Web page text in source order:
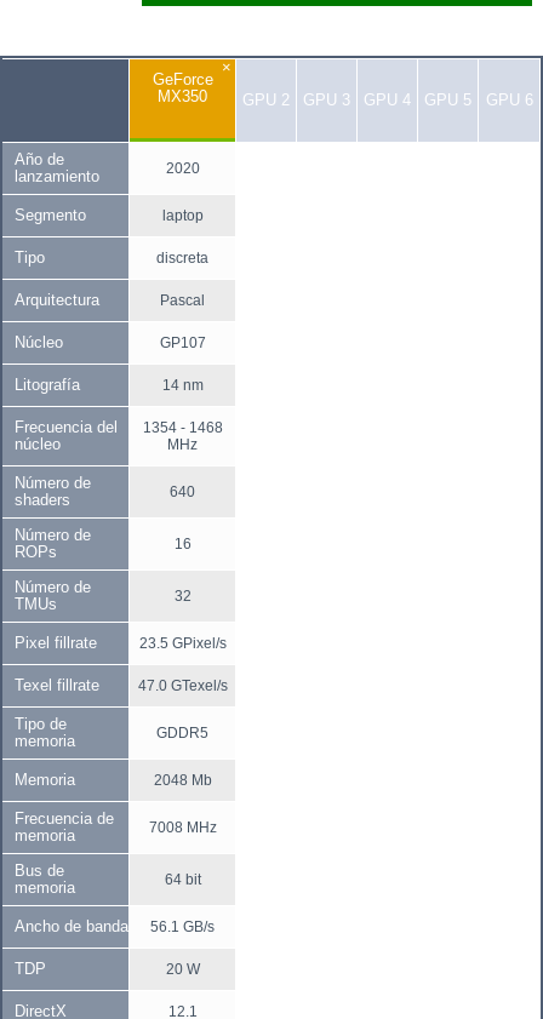
×
GeForce
MX350
GPU 2 GPU 3 GPU 4 GPU 5 GPU 6
Año de
lanzamiento
2020
Segmento laptop
Tipo discreta
Arquitectura Pascal
Núcleo GP107
Litografía 14 nm
Frecuencia del
núcleo
1354 - 1468
MHz
Número de
shaders
640
Número de
ROPs
16
Número de
TMUs
32
Pixel fillrate 23.5 GPixel/s
Texel fillrate 47.0 GTexel/s
Tipo de
memoria
GDDR5
Memoria 2048 Mb
Frecuencia de
memoria
7008 MHz
Bus de
memoria
64 bit
Ancho de banda 56.1 GB/s
TDP 20 W
DirectX 12.1